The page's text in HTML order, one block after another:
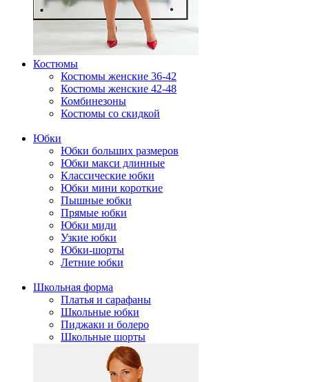
Костюмы
Костюмы женские 36-42
Костюмы женские 42-48
Комбинезоны
Костюмы со скидкой
Юбки
Юбки больших размеров
Юбки макси длинные
Классические юбки
Юбки мини короткие
Пышные юбки
Прямые юбки
Юбки миди
Узкие юбки
Юбки-шорты
Летние юбки
Школьная форма
Платья и сарафаны
Школьные юбки
Пиджаки и болеро
Школьные шорты